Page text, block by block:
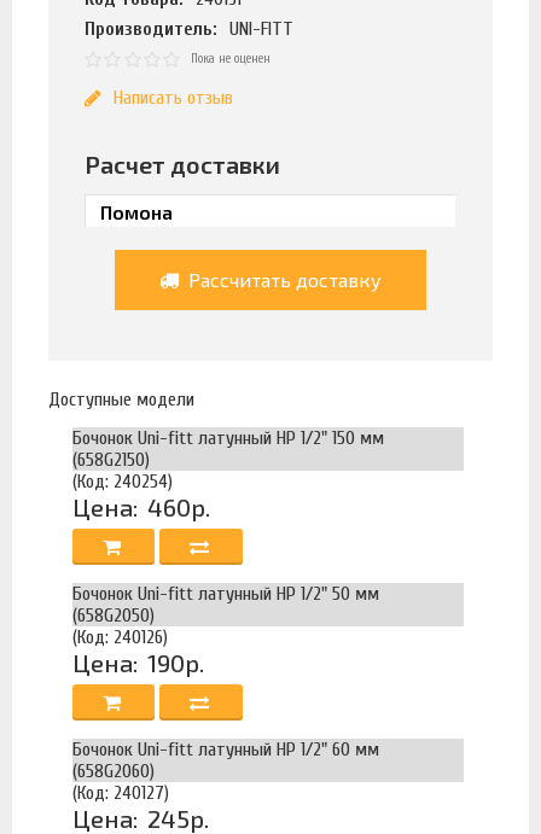
Производитель:
UNI-FITT
Пока не оценен
Написать отзыв
Расчет доставки
Рассчитать доставку
Доступные модели
Бочонок Uni-fitt латунный НР 1/2" 150 мм
(658G2150)
(Код: 240254)
Цена: 460р.
Бочонок Uni-fitt латунный НР 1/2" 50 мм
(658G2050)
(Код: 240126)
Цена: 190р.
Бочонок Uni-fitt латунный НР 1/2" 60 мм
(658G2060)
(Код: 240127)
Цена: 245р.